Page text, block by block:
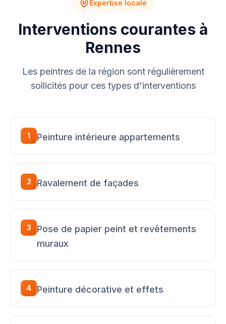
Expertise locale
Interventions courantes à
Rennes
Les peintres de la région sont régulièrement
sollicités pour ces types d'interventions
1 Peinture intérieure appartements
2 Ravalement de façades
3
Pose de papier peint et revêtements
muraux
4 Peinture décorative et effets